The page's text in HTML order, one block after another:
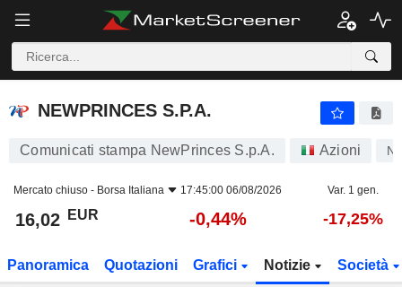
NEWPRINCES S.P.A.
NEWPRINCES S.P.A.
Comunicati stampa NewPrinces S.p.A. Azioni
Mercato chiuso - Borsa Italiana 17:45:00 06/08/2026 Var. 1 gen.
16,02 EUR -0,44% -17,25%
Panoramica Quotazioni Grafici Notizie Società